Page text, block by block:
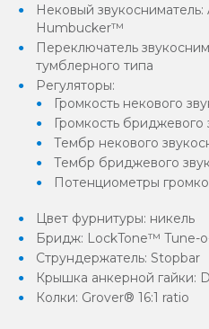
Нековый звукосниматель:
Humbucker™
Переключатель
тумблерного типа
Регуляторы:
Громкость некового
Громкость бриджевого
Тембр некового
Тембр бриджевого
Потенциометры
Цвет фурнитуры: никель
Бридж: LockTone™ Tune-
Струндержатель: Stopbar
Крышка анкерной гайки:
Колки: Grover® 16:1 ratio